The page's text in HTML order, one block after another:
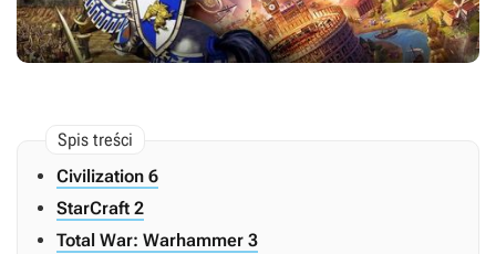
Civilization 6
StarCraft 2
Total War: Warhammer 3